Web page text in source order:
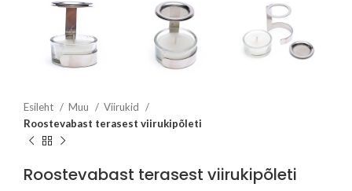
Esileht Muu
Viirukid
Roostevabast terasest viirukipõleti
Roostevabast terasest viirukipõleti